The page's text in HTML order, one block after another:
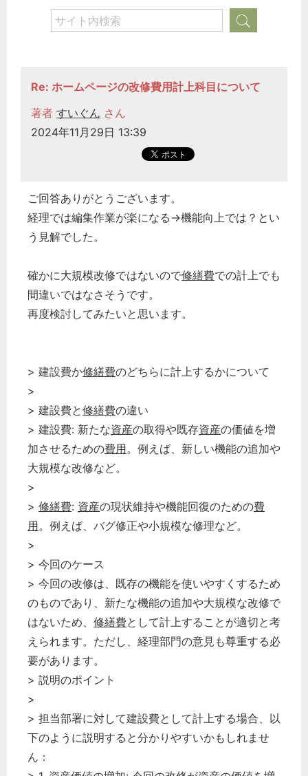
Re: ホームページの改修費用計上科目について
著者 すいぐん さん
2024年11月29日 13:39
ご回答ありがとうございます。
経理では編集作業が楽になる→機能向上では？とい
う見解でした。
確かに大規模改修ではないので修繕費での計上でも
間違いではなさそうです。
再度検討してみたいと思います。
> 建設費か修繕費のどちらに計上するかについて
>
> 建設費と修繕費の違い
> 建設費: 新たな資産の取得や既存資産の価値を増
加させるための費用。例えば、新しい機能の追加や
大規模な改修など。
>
> 修繕費: 資産の現状維持や機能回復のための費
用。例えば、バグ修正や小規模な修理など。
>
> 今回のケース
> 今回の改修は、既存の機能を使いやすくするため
のものであり、新たな機能の追加や大規模な改修で
はないため、 修繕費として計上することが適切と考
えられます。ただし、経理部門の意見も尊重する必
要があります。
> 説明のポイント
>
> 担当部署に対して建設費として計上する場合、以
下のように説明すると分かりやすいかもしれませ
ん：